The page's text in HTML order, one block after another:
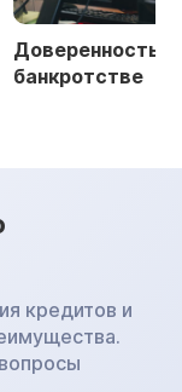
Доверенность
банкротстве
кредитов и